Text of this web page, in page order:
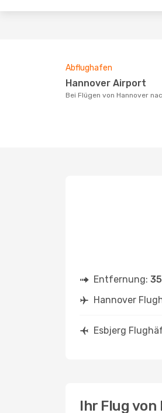
Abflughafen
Hannover Airport
Bei Flügen von Hannover
Entfernung:
Hannover
Esbjerg
Ihr Flug von